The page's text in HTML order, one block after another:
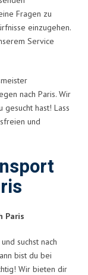
Fragen zu
einzugehen.
Service
nach Paris. Wir
gesucht hast! Lass
und
Paris
suchst nach
bist du bei
Wir bieten dir